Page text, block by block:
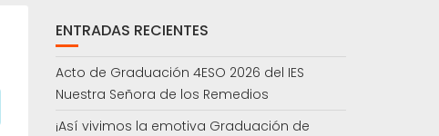
ENTRADAS RECIENTES
Acto de Graduación 4ESO 2026 del IES
Nuestra Señora de los Remedios
¡Así vivimos la emotiva Graduación de